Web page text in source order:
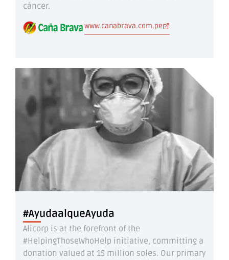
cáncer.
www.canabrava.com.pe
#AyudaalqueAyuda
Alicorp is at the forefront of the
#HelpingThoseWhoHelp initiative, committing a
donation valued at 15 million soles. Our primary